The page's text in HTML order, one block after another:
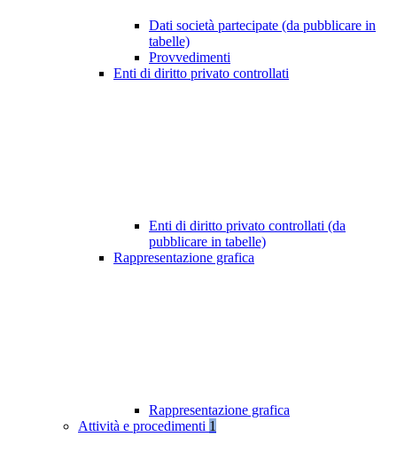
Dati società partecipate (da pubblicare in
tabelle)
Provvedimenti
Enti di diritto privato controllati
Enti di diritto privato controllati (da
pubblicare in tabelle)
Rappresentazione grafica
Rappresentazione grafica
Attività e procedimenti 1